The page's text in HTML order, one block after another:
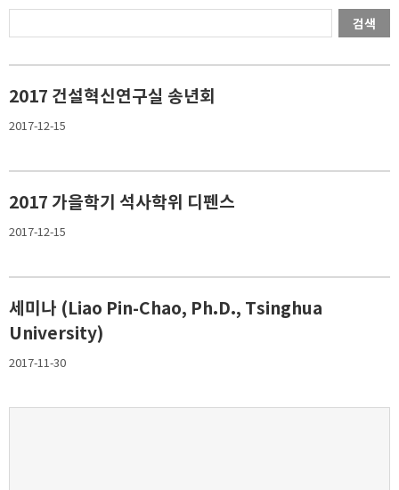
검색
2017 건설혁신연구실 송년회
2017-12-15
2017 가을학기 석사학위 디펜스
2017-12-15
세미나 (Liao Pin-Chao, Ph.D., Tsinghua
University)
2017-11-30